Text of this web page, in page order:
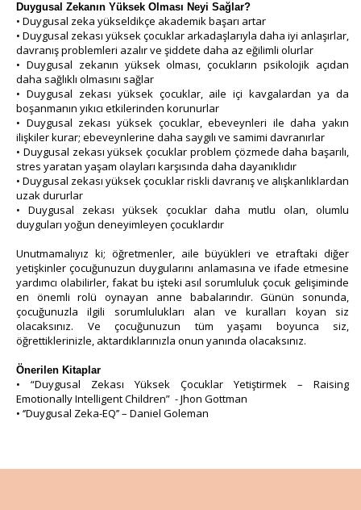
Duygusal Zekanın Yüksek Olması Neyi Sağlar?
• Duygusal zeka yükseldikçe akademik başarı artar
• Duygusal zekası yüksek çocuklar arkadaşlarıyla daha iyi anlaşırlar,
davranış problemleri azalır ve şiddete daha az eğilimli olurlar
• Duygusal zekanın yüksek olması, çocukların psikolojik açıdan
daha sağlıklı olmasını sağlar
• Duygusal zekası yüksek çocuklar, aile içi kavgalardan ya da
boşanmanın yıkıcı etkilerinden korunurlar
• Duygusal zekası yüksek çocuklar, ebeveynleri ile daha yakın
ilişkiler kurar; ebeveynlerine daha saygılı ve samimi davranırlar
• Duygusal zekası yüksek çocuklar problem çözmede daha başarılı,
stres yaratan yaşam olayları karşısında daha dayanıklıdır
• Duygusal zekası yüksek çocuklar riskli davranış ve alışkanlıklardan
uzak dururlar
• Duygusal zekası yüksek çocuklar daha mutlu olan, olumlu
duyguları yoğun deneyimleyen çocuklardır
Unutmamalıyız ki; öğretmenler, aile büyükleri ve etraftaki diğer
yetişkinler çocuğunuzun duygularını anlamasına ve ifade etmesine
yardımcı olabilirler, fakat bu işteki asıl sorumluluk çocuk gelişiminde
en önemli rolü oynayan anne babalarındır. Günün sonunda,
çocuğunuzla ilgili sorumlulukları alan ve kuralları koyan siz
olacaksınız. Ve çocuğunuzun tüm yaşamı boyunca siz,
öğrettiklerinizle, aktardıklarınızla onun yanında olacaksınız.
Önerilen Kitaplar
• “Duygusal Zekası Yüksek Çocuklar Yetiştirmek – Raising
Emotionally Intelligent Children” - Jhon Gottman
• ‘’Duygusal Zeka-EQ’’ – Daniel Goleman